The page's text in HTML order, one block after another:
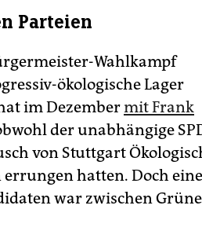
Parteien
Wahlkampf
ökologische Lager
im Dezembermit Frank
der unabhängige
von Stuttgart
errungen hatten. Doch eine
war zwischen